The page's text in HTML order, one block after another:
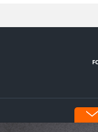
WIR MACHEN